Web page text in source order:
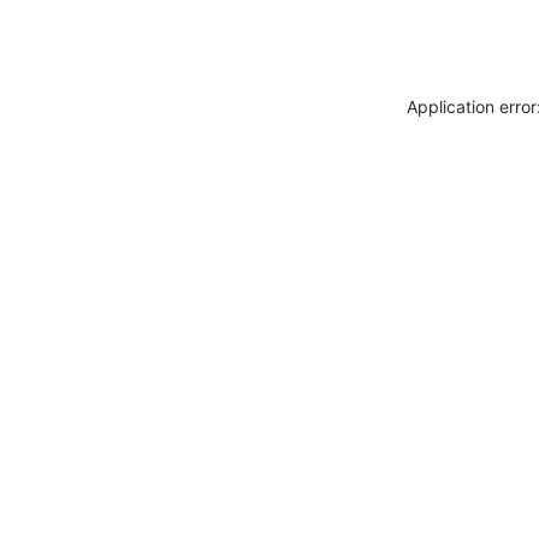
Application